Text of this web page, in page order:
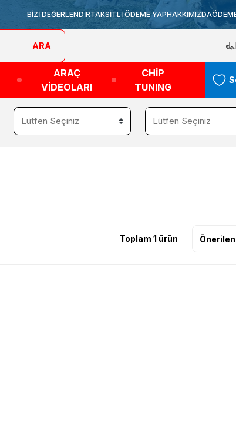
BİZİ DEĞERLENDİRTAKSİTLİ ÖDEME YAPHAKKIMIZDA
ARA
ARAÇ
VİDEOLARI
CHİP
TUNING
Toplam 1 ürün